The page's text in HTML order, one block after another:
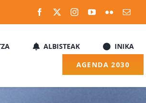
ALBISTEAK
INIKA
AGENDA 2030